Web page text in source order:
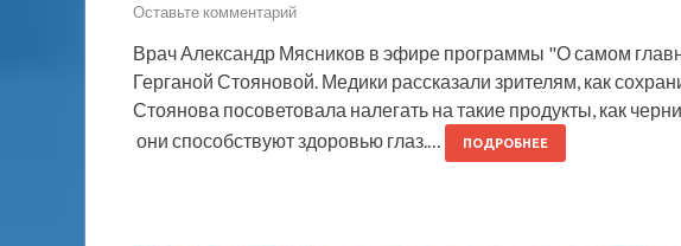
Оставьте комментарий
Врач Александр Мясников в эфире программы "О самом
Герганой Стояновой. Медики рассказали зрителям, как
Стоянова посоветовала налегать на такие продукты, как
они способствуют здоровью глаз.…
ПОДРОБНЕЕ